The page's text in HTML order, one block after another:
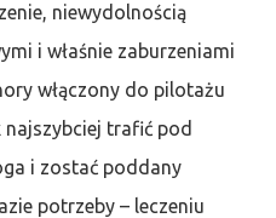
niewydolnością
i właśnie zaburzeniami
włączony do pilotażu
najszybciej trafić pod
i zostać poddany
potrzeby – leczeniu